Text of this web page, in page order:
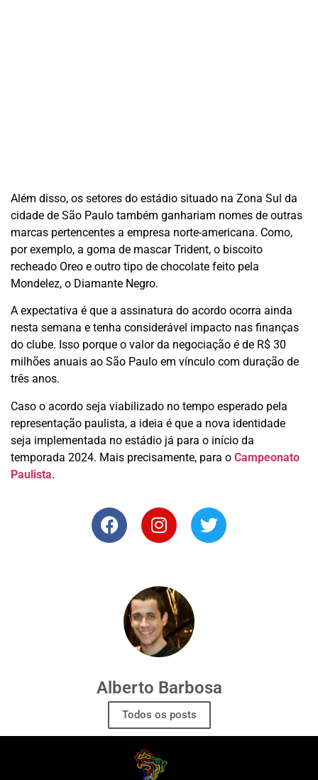
Além disso, os setores do estádio situado na Zona Sul da
cidade de São Paulo também ganhariam nomes de outras
marcas pertencentes a empresa norte-americana. Como,
por exemplo, a goma de mascar Trident, o biscoito
recheado Oreo e outro tipo de chocolate feito pela
Mondelez, o Diamante Negro.
A expectativa é que a assinatura do acordo ocorra ainda
nesta semana e tenha considerável impacto nas finanças
do clube. Isso porque o valor da negociação é de R$ 30
milhões anuais ao São Paulo em vínculo com duração de
três anos.
Caso o acordo seja viabilizado no tempo esperado pela
representação paulista, a ideia é que a nova identidade
seja implementada no estádio já para o início da
temporada 2024. Mais precisamente, para o Campeonato
Paulista.
Alberto Barbosa
Todos os posts